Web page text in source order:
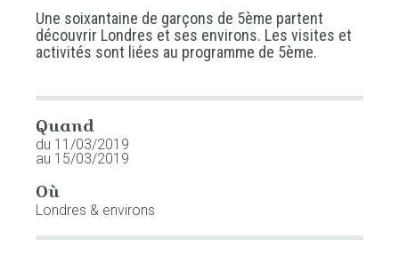
Une soixantaine de garçons de 5ème partent
découvrir Londres et ses environs. Les visites et
activités sont liées au programme de 5ème.
Quand
du 11/03/2019
au 15/03/2019
Où
Londres & environs